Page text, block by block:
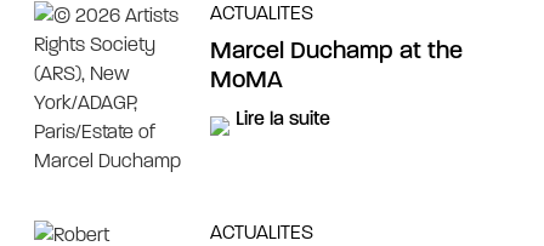
ACTUALITES
Marcel Duchamp at the
MoMA
Lire la suite
ACTUALITES